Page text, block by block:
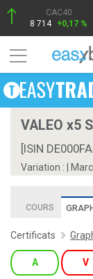
CAC40
8 714 +0,17 %
VALEO x5
[ISIN
Variation :
COURS
Certificats
A V